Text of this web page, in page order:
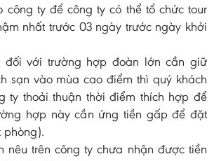
công ty để công ty có thể tổ chức tour
nhất trước 03 ngày trước ngày khởi
đối với trường hợp đoàn lớn cần giữ
sạn vào mùa cao điểm thì quý khách
ty thoải thuận thời điểm thích hợp để
hợp này cần ứng tiền gấp để đặt
phòng).
nêu trên công ty chưa nhận được tiền